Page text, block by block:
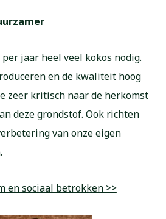
jaar heel veel kokos nodig.
en de kwaliteit hoog
zeer kritisch naar de herkomst
deze grondstof. Ook richten
van onze eigen
en sociaal betrokken >>